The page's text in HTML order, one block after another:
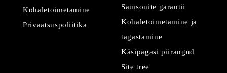
Kohaletoimetamine
Privaatsuspoliitika
Samsonite garantii
Kohaletoimetamine ja
tagastamine
Käsipagasi piirangud
Site tree